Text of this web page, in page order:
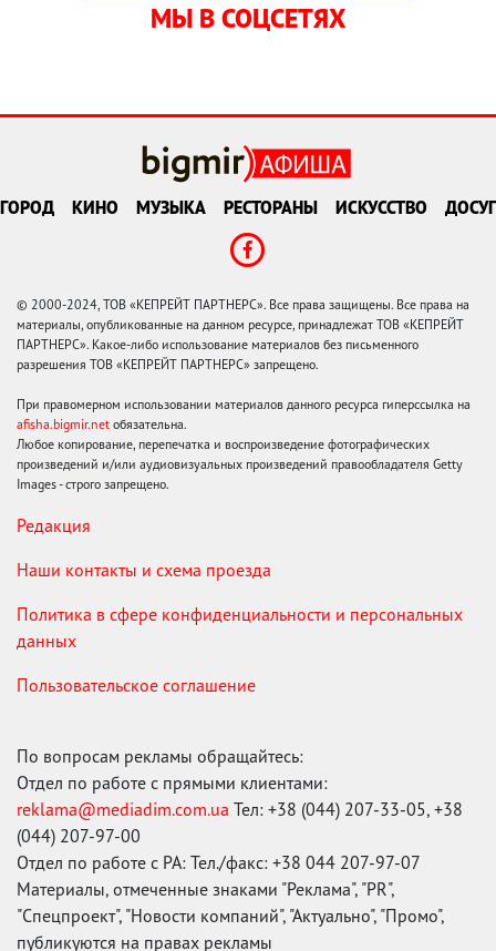
МЫ В СОЦСЕТЯХ
ГОРОД КИНО МУЗЫКА РЕСТОРАНЫ ИСКУССТВО ДОСУГ
© 2000-2024, ТОВ «КЕПРЕЙТ ПАРТНЕРС». Все права защищены. Все права на
материалы, опубликованные на данном ресурсе, принадлежат ТОВ «КЕПРЕЙТ
ПАРТНЕРС». Какое-либо использование материалов без письменного
разрешения ТОВ «КЕПРЕЙТ ПАРТНЕРС» запрещено.
При правомерном использовании материалов данного ресурса гиперссылка на
afisha.bigmir.net обязательна.
Любое копирование, перепечатка и воспроизведение фотографических
произведений и/или аудиовизуальных произведений правообладателя Getty
Images - строго запрещено.
Редакция
Наши контакты и схема проезда
Политика в сфере конфиденциальности и персональных
данных
Пользовательское соглашение
По вопросам рекламы обращайтесь:
Отдел по работе с прямыми клиентами:
reklama@mediadim.com.ua Тел: +38 (044) 207-33-05, +38
(044) 207-97-00
Отдел по работе с РА: Тел./факс: +38 044 207-97-07
Материалы, отмеченные знаками "Реклама", "PR",
"Спецпроект", "Новости компаний", "Актуально", "Промо",
публикуются на правах рекламы